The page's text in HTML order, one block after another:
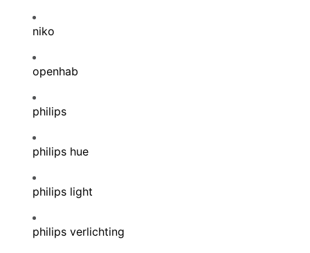
niko
openhab
philips
philips hue
philips light
philips verlichting